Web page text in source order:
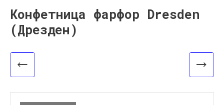
Конфетница фарфор Dresden
(Дрезден)